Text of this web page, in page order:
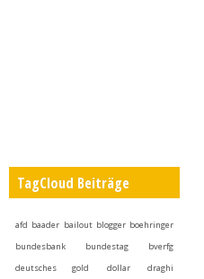
TagCloud Beiträge
afd baader bailout blogger boehringer
bundesbank
bundestag
bverfg
deutsches gold
dollar
draghi